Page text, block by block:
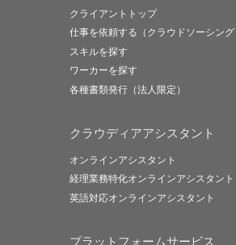
クライアントトップ
仕事を依頼する（クラウドソーシング
スキルを探す
ワーカーを探す
各種書類発行（法人限定）
クラウディアアシスタント
オンラインアシスタント
経理業務特化オンラインアシスタント
英語対応オンラインアシスタント
プラットフォームサービス